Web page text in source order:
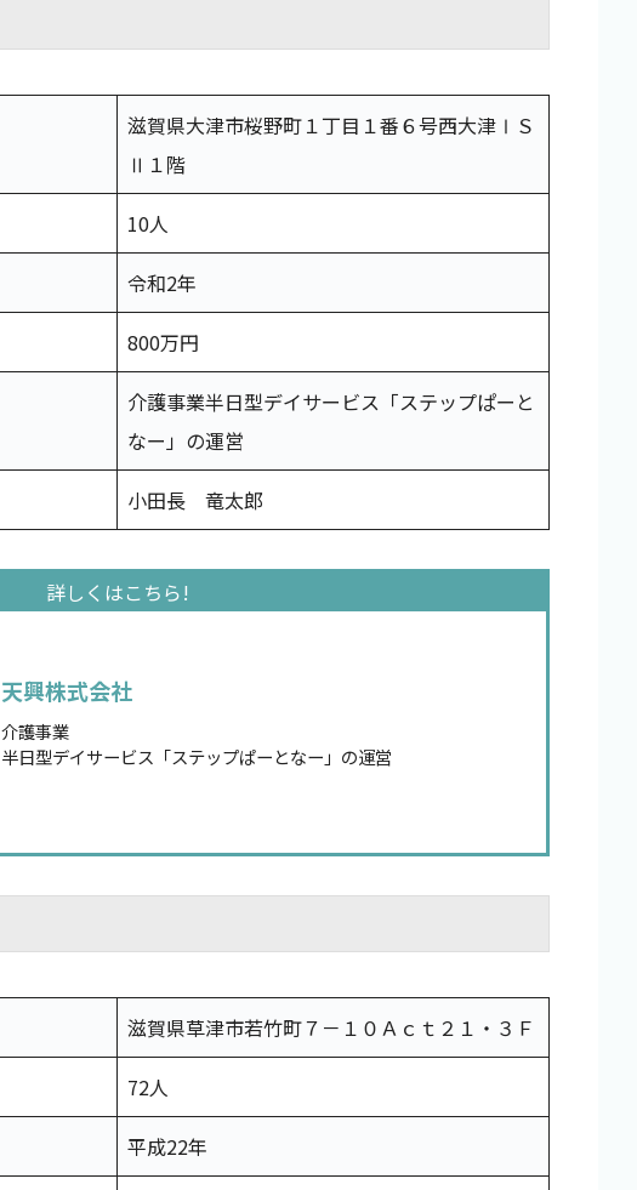
滋賀県大津市桜野町１丁目１番６号西大津ⅠＳ
Ⅱ１階
10人
令和2年
800万円
介護事業半日型デイサービス「ステップぱーと
なー」の運営
小田長 竜太郎
天興株式会社
介護事業
半日型デイサービス「ステップぱーとなー」の運営
滋賀県草津市若竹町７－１０Ａｃｔ２１・３Ｆ
72人
平成22年